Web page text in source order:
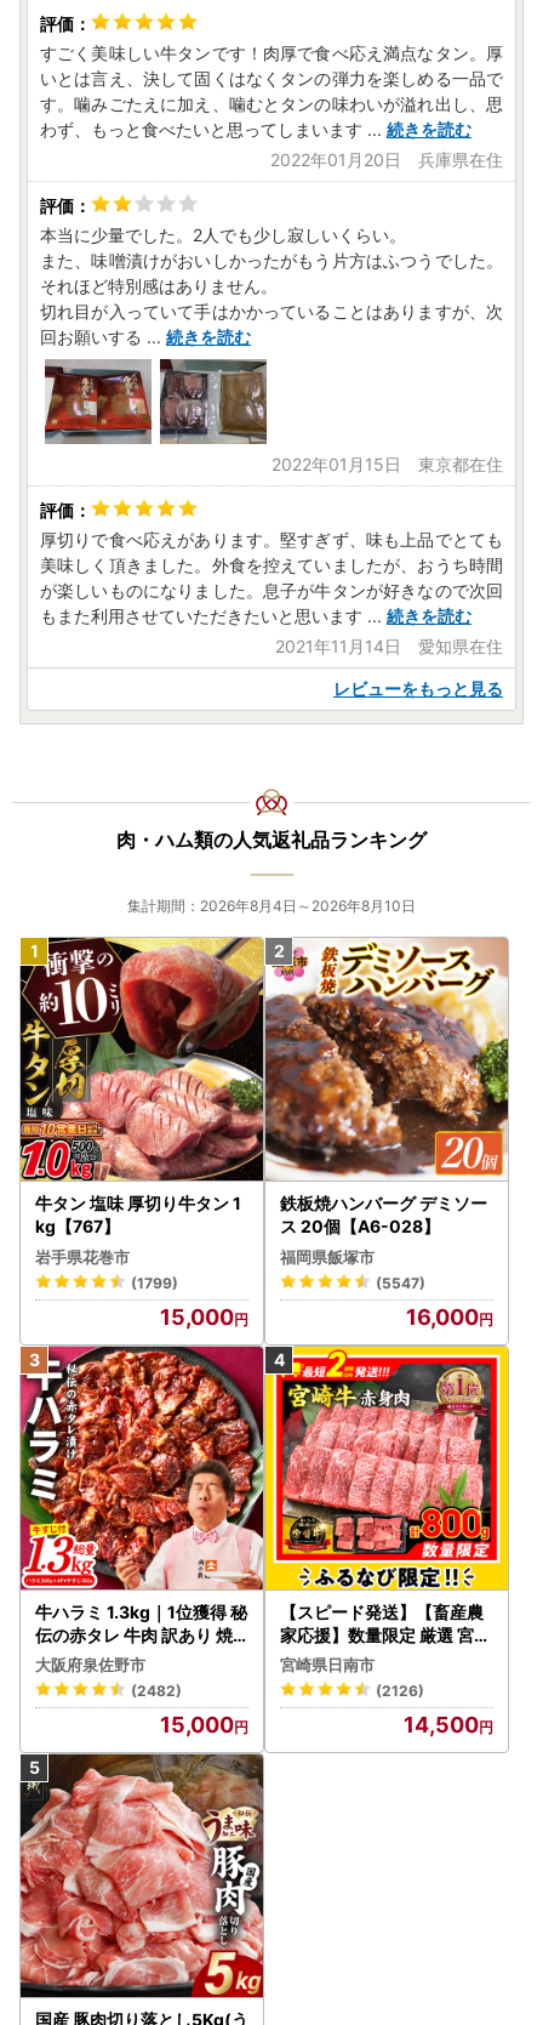
※転送料金が発生する可能性がございます。その際は、お届
け先でのご負担となりますのでご了承ください。
■ワンストップ特例申請書について
お申し込み時にワンストップ申請について「希望する」をご
選択いただいた方にのみ、寄附金受領証明書と一緒に郵送い
たします。
■お問い合わせについて
【返礼品に関するお問い合わせ先】
一般社団法人 名取市観光物産協会
メール：furusato@kankou.natori.miyagi.jp
TEL：022-382-6526（9:00～17:00 月曜定休※祝日の場
【受領証やワンストップ特例申請に関するお問い合わせ先】
〒981-1292 宮城県名取市増田字柳田80番地
名取市役所 財政課
メール：furusato-kifu@city.natori.miyagi.jp
TEL：022-724-7155
すごく美味しい牛タンです！肉厚で食べ応え満点なタン。厚
いとは言え、決して固くはなくタンの弾力を楽しめる一品で
す。噛みごたえに加え、噛むとタンの味わいが溢れ出し、思
わず、もっと食べたいと思ってしまいます ... 続きを読む
2022年01月20日 兵庫県在住
本当に少量でした。2人でも少し寂しいくらい。
また、味噌漬けがおいしかったがもう片方はふつうでした。
それほど特別感はありません。
切れ目が入っていて手はかかっていることはありますが、次
回お願いする ... 続きを読む
2022年01月15日 東京都在住
厚切りで食べ応えがあります。堅すぎず、味も上品でとても
美味しく頂きました。外食を控えていましたが、おうち時間
が楽しいものになりました。息子が牛タンが好きなので次回
もまた利用させていただきたいと思います ... 続きを読む
2021年11月14日 愛知県在住
レビューをもっと見る
肉・ハム類の人気返礼品ランキング
集計期間：2026年8月4日～2026年8月10日
牛タン 塩味 厚切り牛タン 1
kg【767】
岩手県花巻市
(1799)
15,000
鉄板焼ハンバーグ デミソー
ス 20個【A6-028】
福岡県飯塚市
(5547)
16,000
牛ハラミ 1.3kg｜1位獲得 秘
伝の赤タレ 牛肉 訳あり 焼
肉 BBQ
大阪府泉佐野市
(2482)
15,000
【スピード発送】【畜産農
家応援】数量限定 厳選 宮崎
牛 赤身 焼肉 計800g FN-Li
mited-PR_BDV5-26-2W
宮崎県日南市
(2126)
14,500
国産 豚肉切り落とし5Kg(う